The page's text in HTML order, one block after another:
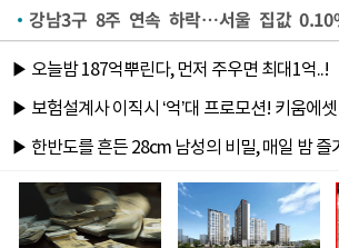
강남3구 8주 연속 하락…서울 집값